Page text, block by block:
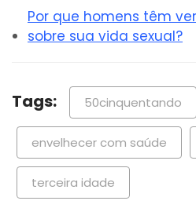
Por que homens têm
sobre sua vida sexual?
Tags: 50cinquentando
envelhecer com saúde
terceira idade